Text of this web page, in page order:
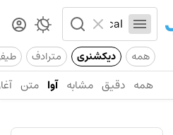
همه دیکشنری مترادف
همه دقیق مشابه آوا متن